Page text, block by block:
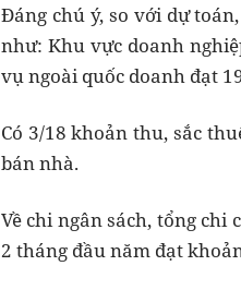
Đáng chú ý, so với dự
như: Khu vực doanh
vụ ngoài quốc doanh đạt
Có 3/18 khoản thu, sắc
bán nhà.
Về chi ngân sách, tổng chi
2 tháng đầu năm đạt